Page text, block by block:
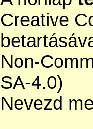
Creative
Non-
SA-4.0)
Nevezd